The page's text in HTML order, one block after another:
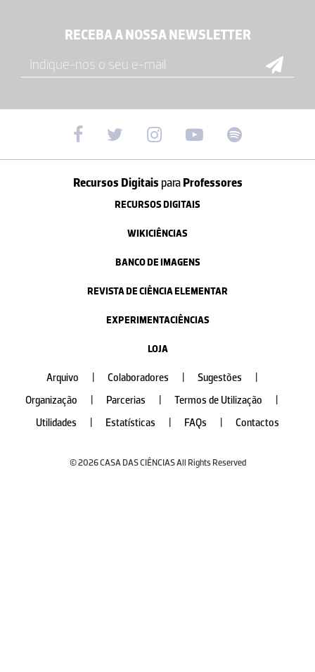
RECEBA A NOSSA NEWSLETTER
Recursos Digitais paraProfessores
RECURSOS DIGITAIS
WIKICIÊNCIAS
BANCO DE IMAGENS
REVISTA DE CIÊNCIA ELEMENTAR
EXPERIMENTACIÊNCIAS
LOJA
Arquivo Colaboradores Sugestões
Organização
Parcerias Termos de Utilização
Utilidades
Estatísticas FAQs Contactos
© 2026 CASA DAS CIÊNCIAS All Rights Reserved